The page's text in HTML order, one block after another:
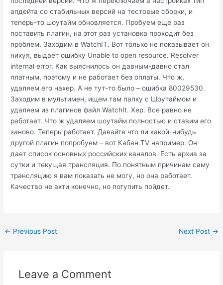
апдейта со стабильных версий на тестовые сборки, и
теперь-то шоутайм обновляется. Пробуем еще раз
поставить плагин, на этот раз установка проходит без
проблем. Заходим в WatchIT. Вот только не показывает он
нихуя, выдает ошибку Unable to open resource. Resolver
internal error. Как выяснилось он давным-давно стал
платным, поэтому и не работает без оплаты. Что ж,
удаляем его нахер. А не тут-то было – ошибка 80029530.
Заходим в мультимен, ищем там папку с Шоутаймом и
удаляем из плагинов файл WatchIt. Хер. Все равно не
работает. Что ж удаляем шоутайм полностью и ставим его
заново. Теперь работает. Давайте что ли какой-нибудь
другой плагин попробуем – вот Кабан.TV например. Он
дает список основных российских каналов. Есть архив за
сутки и текущая трансляция. По понятным причинам саму
трансляцию я вам показать не могу, но она работает.
Качество не ахти конечно, но потупить пойдет.
Post
← Previous Post Next Post →
Leave a Comment